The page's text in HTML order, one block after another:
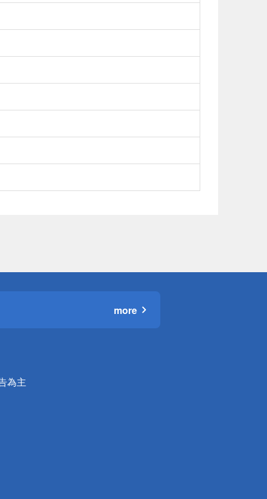
more
為主